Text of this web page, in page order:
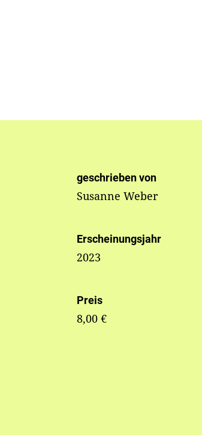
geschrieben von
Susanne Weber
Erscheinungsjahr
2023
Preis
8,00 €